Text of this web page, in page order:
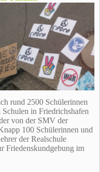
rund 2500 Schülerinnen
in Friedrichshafen
von der SMV der
100 Schülerinnen und
der Realschule
Friedenskundgebung im